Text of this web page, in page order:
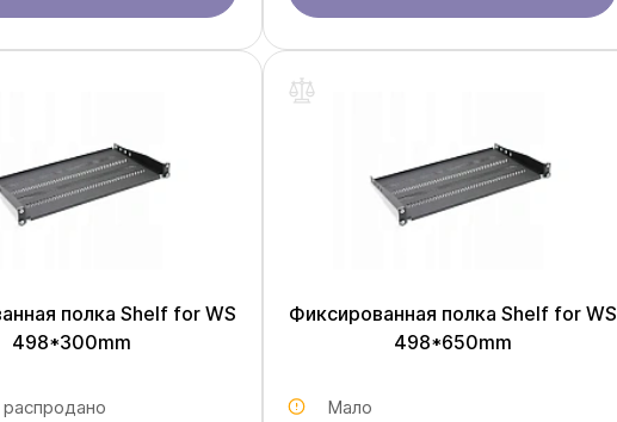
полка Shelf for WS
498*300mm
Фиксированная полка Shelf for WS
498*650mm
Мало